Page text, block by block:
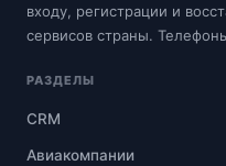
входу, регистрации и
сервисов страны.
РАЗДЕЛЫ
CRM
Авиакомпании